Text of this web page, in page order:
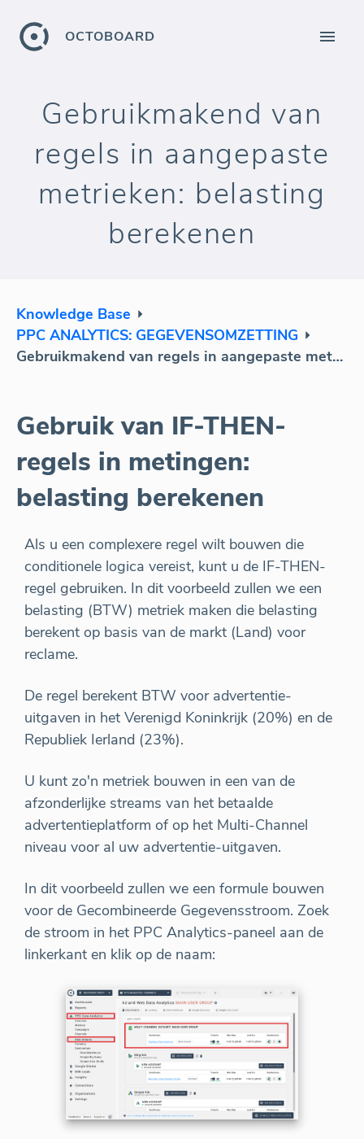
OCTOBOARD
Gebruikmakend van
regels in aangepaste
metrieken: belasting
berekenen
Knowledge Base
PPC ANALYTICS: GEGEVENSOMZETTING
Gebruikmakend van regels in aangepaste metrieken: belasting berekenen
Gebruik van IF-THEN-
regels in metingen:
belasting berekenen
Als u een complexere regel wilt bouwen die
conditionele logica vereist, kunt u de IF-THEN-
regel gebruiken. In dit voorbeeld zullen we een
belasting (BTW) metriek maken die belasting
berekent op basis van de markt (Land) voor
reclame.
De regel berekent BTW voor advertentie-
uitgaven in het Verenigd Koninkrijk (20%) en de
Republiek Ierland (23%).
U kunt zo'n metriek bouwen in een van de
afzonderlijke streams van het betaalde
advertentieplatform of op het Multi-Channel
niveau voor al uw advertentie-uitgaven.
In dit voorbeeld zullen we een formule bouwen
voor de Gecombineerde Gegevensstroom. Zoek
de stroom in het PPC Analytics-paneel aan de
linkerkant en klik op de naam: